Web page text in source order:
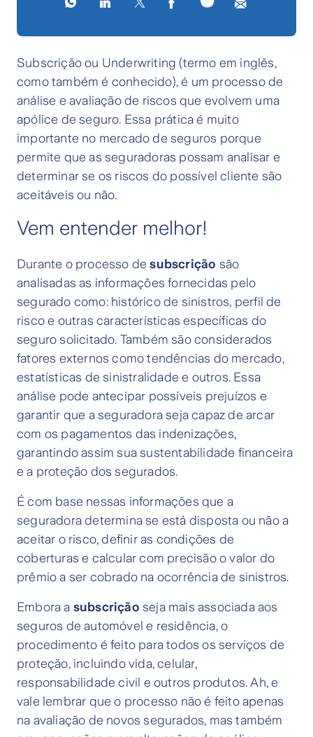
Subscrição ou Underwriting (termo em inglês,
como também é conhecido), é um processo de
análise e avaliação de riscos que evolvem uma
apólice de seguro. Essa prática é muito
importante no mercado de seguros porque
permite que as seguradoras possam analisar e
determinar se os riscos do possível cliente são
aceitáveis ou não.
Vem entender melhor!
Durante o processo desubscrição são
analisadas as informações fornecidas pelo
segurado como: histórico de sinistros, perfil de
risco e outras características específicas do
seguro solicitado. Também são considerados
fatores externos como tendências do mercado,
estatísticas de sinistralidade e outros. Essa
análise pode antecipar possíveis prejuízos e
garantir que a seguradora seja capaz de arcar
com os pagamentos das indenizações,
garantindo assim sua sustentabilidade financeira
e a proteção dos segurados.
É com base nessas informações que a
seguradora determina se está disposta ou não a
aceitar o risco, definir as condições de
coberturas e calcular com precisão o valor do
prêmio a ser cobrado na ocorrência de sinistros.
Embora a subscriçãoseja mais associada aos
seguros de automóvel e residência, o
procedimento é feito para todos os serviços de
proteção, incluindo vida, celular,
responsabilidade civil e outros produtos. Ah, e
vale lembrar que o processo não é feito apenas
na avaliação de novos segurados, mas também